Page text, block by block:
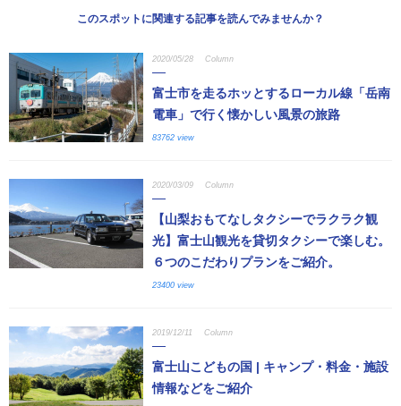
このスポットに関連する記事を読んでみませんか？
2020/05/28 Column
富士市を走るホッとするローカル線「岳南
電車」で行く懐かしい風景の旅路
83762 view
2020/03/09 Column
【山梨おもてなしタクシーでラクラク観
光】富士山観光を貸切タクシーで楽しむ。
６つのこだわりプランをご紹介。
23400 view
2019/12/11 Column
富士山こどもの国 | キャンプ・料金・施設
情報などをご紹介